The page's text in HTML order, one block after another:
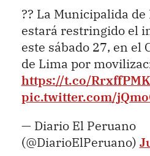
?? La Municipalida
estará restringido el
este sábado 27, en el
de Lima por
https://t.co/
pic.twitter.com/
— Diario El Peruano
(@DiarioElPeruano)